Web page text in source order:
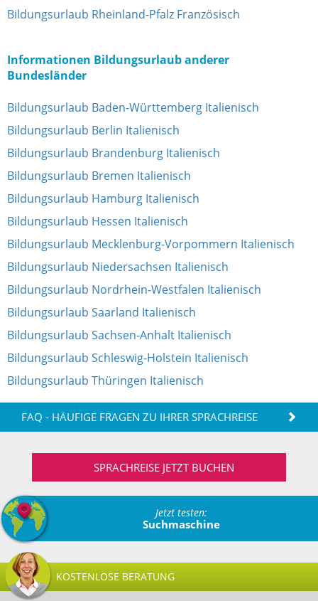
Bildungsurlaub Rheinland-Pfalz Französisch
Informationen Bildungsurlaub anderer
Bundesländer
Bildungsurlaub Baden-Württemberg Italienisch
Bildungsurlaub Berlin Italienisch
Bildungsurlaub Brandenburg Italienisch
Bildungsurlaub Bremen Italienisch
Bildungsurlaub Hamburg Italienisch
Bildungsurlaub Hessen Italienisch
Bildungsurlaub Mecklenburg-Vorpommern Italienisch
Bildungsurlaub Niedersachsen Italienisch
Bildungsurlaub Nordrhein-Westfalen Italienisch
Bildungsurlaub Saarland Italienisch
Bildungsurlaub Sachsen-Anhalt Italienisch
Bildungsurlaub Schleswig-Holstein Italienisch
Bildungsurlaub Thüringen Italienisch
FAQ - HÄUFIGE FRAGEN ZU IHRER SPRACHREISE
SPRACHREISE JETZT BUCHEN
Jetzt testen:
Suchmaschine
KOSTENLOSE BERATUNG